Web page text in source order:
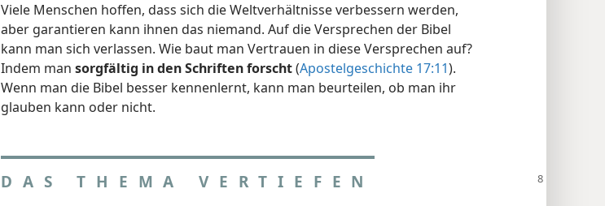
Viele Menschen hoffen, dass sich die Weltverhältnisse verbessern werden,
aber garantieren kann ihnen das niemand. Auf die Versprechen der Bibel
kann man sich verlassen. Wie baut man Vertrauen in diese Versprechen auf?
Indem man sorgfältig in den Schriften forscht(Apostelgeschichte 17:11).
Wenn man die Bibel besser kennenlernt, kann man beurteilen, ob man ihr
glauben kann oder nicht.
DAS THEMA VERTIEFEN